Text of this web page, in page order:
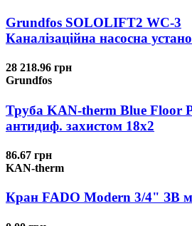
Grundfos SOLOLIFT2 WC-3
Каналізаційна насосна
28 218.96 грн
Grundfos
Труба KAN-therm Blue Floor
антидиф. захистом 18х2
86.67 грн
KAN-therm
Кран FADO Modern 3/4" ЗВ